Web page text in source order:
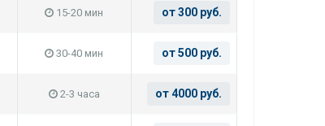
15-20 мин от 300 руб.
30-40 мин от 500 руб.
2-3 часа от 4000 руб.